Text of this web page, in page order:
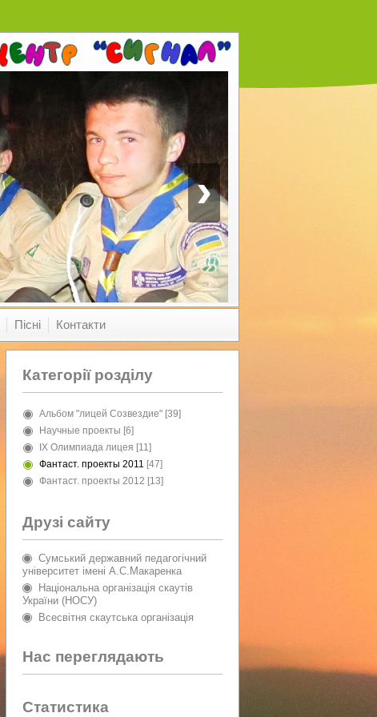
›
Пісні Контакти
Категорії розділу
Альбом "лицей Созвездие" [39]
Научные проекты [6]
IX Олимпиада лицея [11]
Фантаст. проекты 2011 [47]
Фантаст. проекты 2012 [13]
Друзі сайту
Сумський державний педагогічний
університет імені А.С.Макаренка
Національна організація скаутів
України (НОСУ)
Всесвітня скаутська організація
Нас переглядають
Статистика